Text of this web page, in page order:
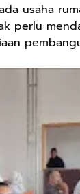
usaha
perlu